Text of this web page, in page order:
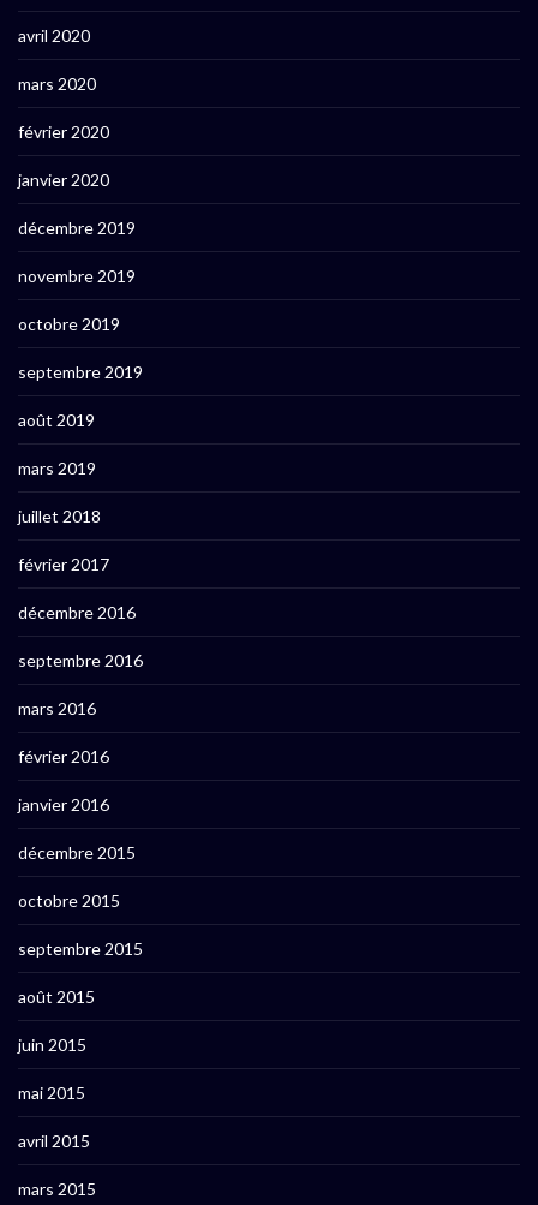
avril 2020
mars 2020
février 2020
janvier 2020
décembre 2019
novembre 2019
octobre 2019
septembre 2019
août 2019
mars 2019
juillet 2018
février 2017
décembre 2016
septembre 2016
mars 2016
février 2016
janvier 2016
décembre 2015
octobre 2015
septembre 2015
août 2015
juin 2015
mai 2015
avril 2015
mars 2015